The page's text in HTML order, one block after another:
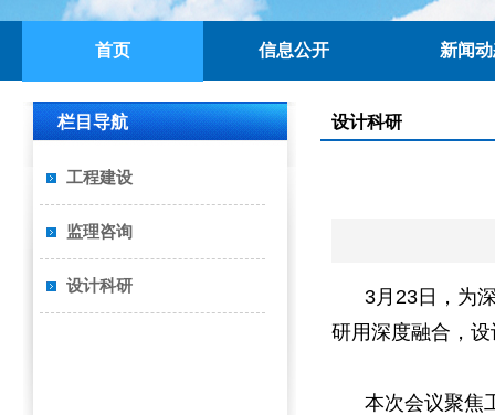
首页 信息公开 新闻
栏目导航
工程建设
监理咨询
设计科研
设计科研
3月23日，为深
研用深度融合，
本次会议聚焦工